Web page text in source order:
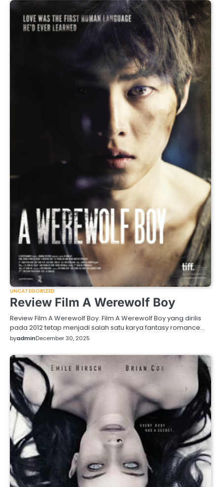
UNCATEGORIZED
Review Film A Werewolf Boy
Review Film A Werewolf Boy. Film A Werewolf Boy yang dirilis
pada 2012 tetap menjadi salah satu karya fantasy romance…
byadminDecember 30, 2025